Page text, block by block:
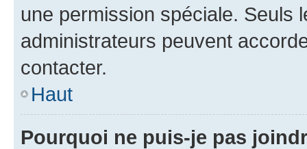
une permission spéciale. Seuls
administrateurs peuvent
contacter.
Haut
Pourquoi ne puis-je pas